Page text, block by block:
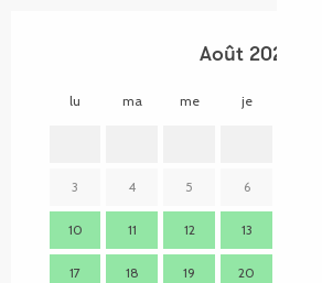
Août 2026
lu ma me je
3 4 5 6
10 11 12 13
17 18 19 20